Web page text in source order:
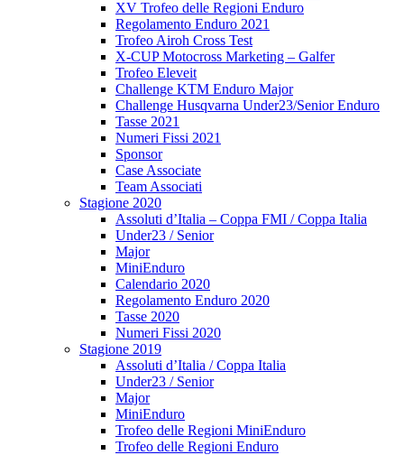
XV Trofeo delle Regioni Enduro
Regolamento Enduro 2021
Trofeo Airoh Cross Test
X-CUP Motocross Marketing – Galfer
Trofeo Eleveit
Challenge KTM Enduro Major
Challenge Husqvarna Under23/Senior Enduro
Tasse 2021
Numeri Fissi 2021
Sponsor
Case Associate
Team Associati
Stagione 2020
Assoluti d’Italia – Coppa FMI / Coppa Italia
Under23 / Senior
Major
MiniEnduro
Calendario 2020
Regolamento Enduro 2020
Tasse 2020
Numeri Fissi 2020
Stagione 2019
Assoluti d’Italia / Coppa Italia
Under23 / Senior
Major
MiniEnduro
Trofeo delle Regioni MiniEnduro
Trofeo delle Regioni Enduro